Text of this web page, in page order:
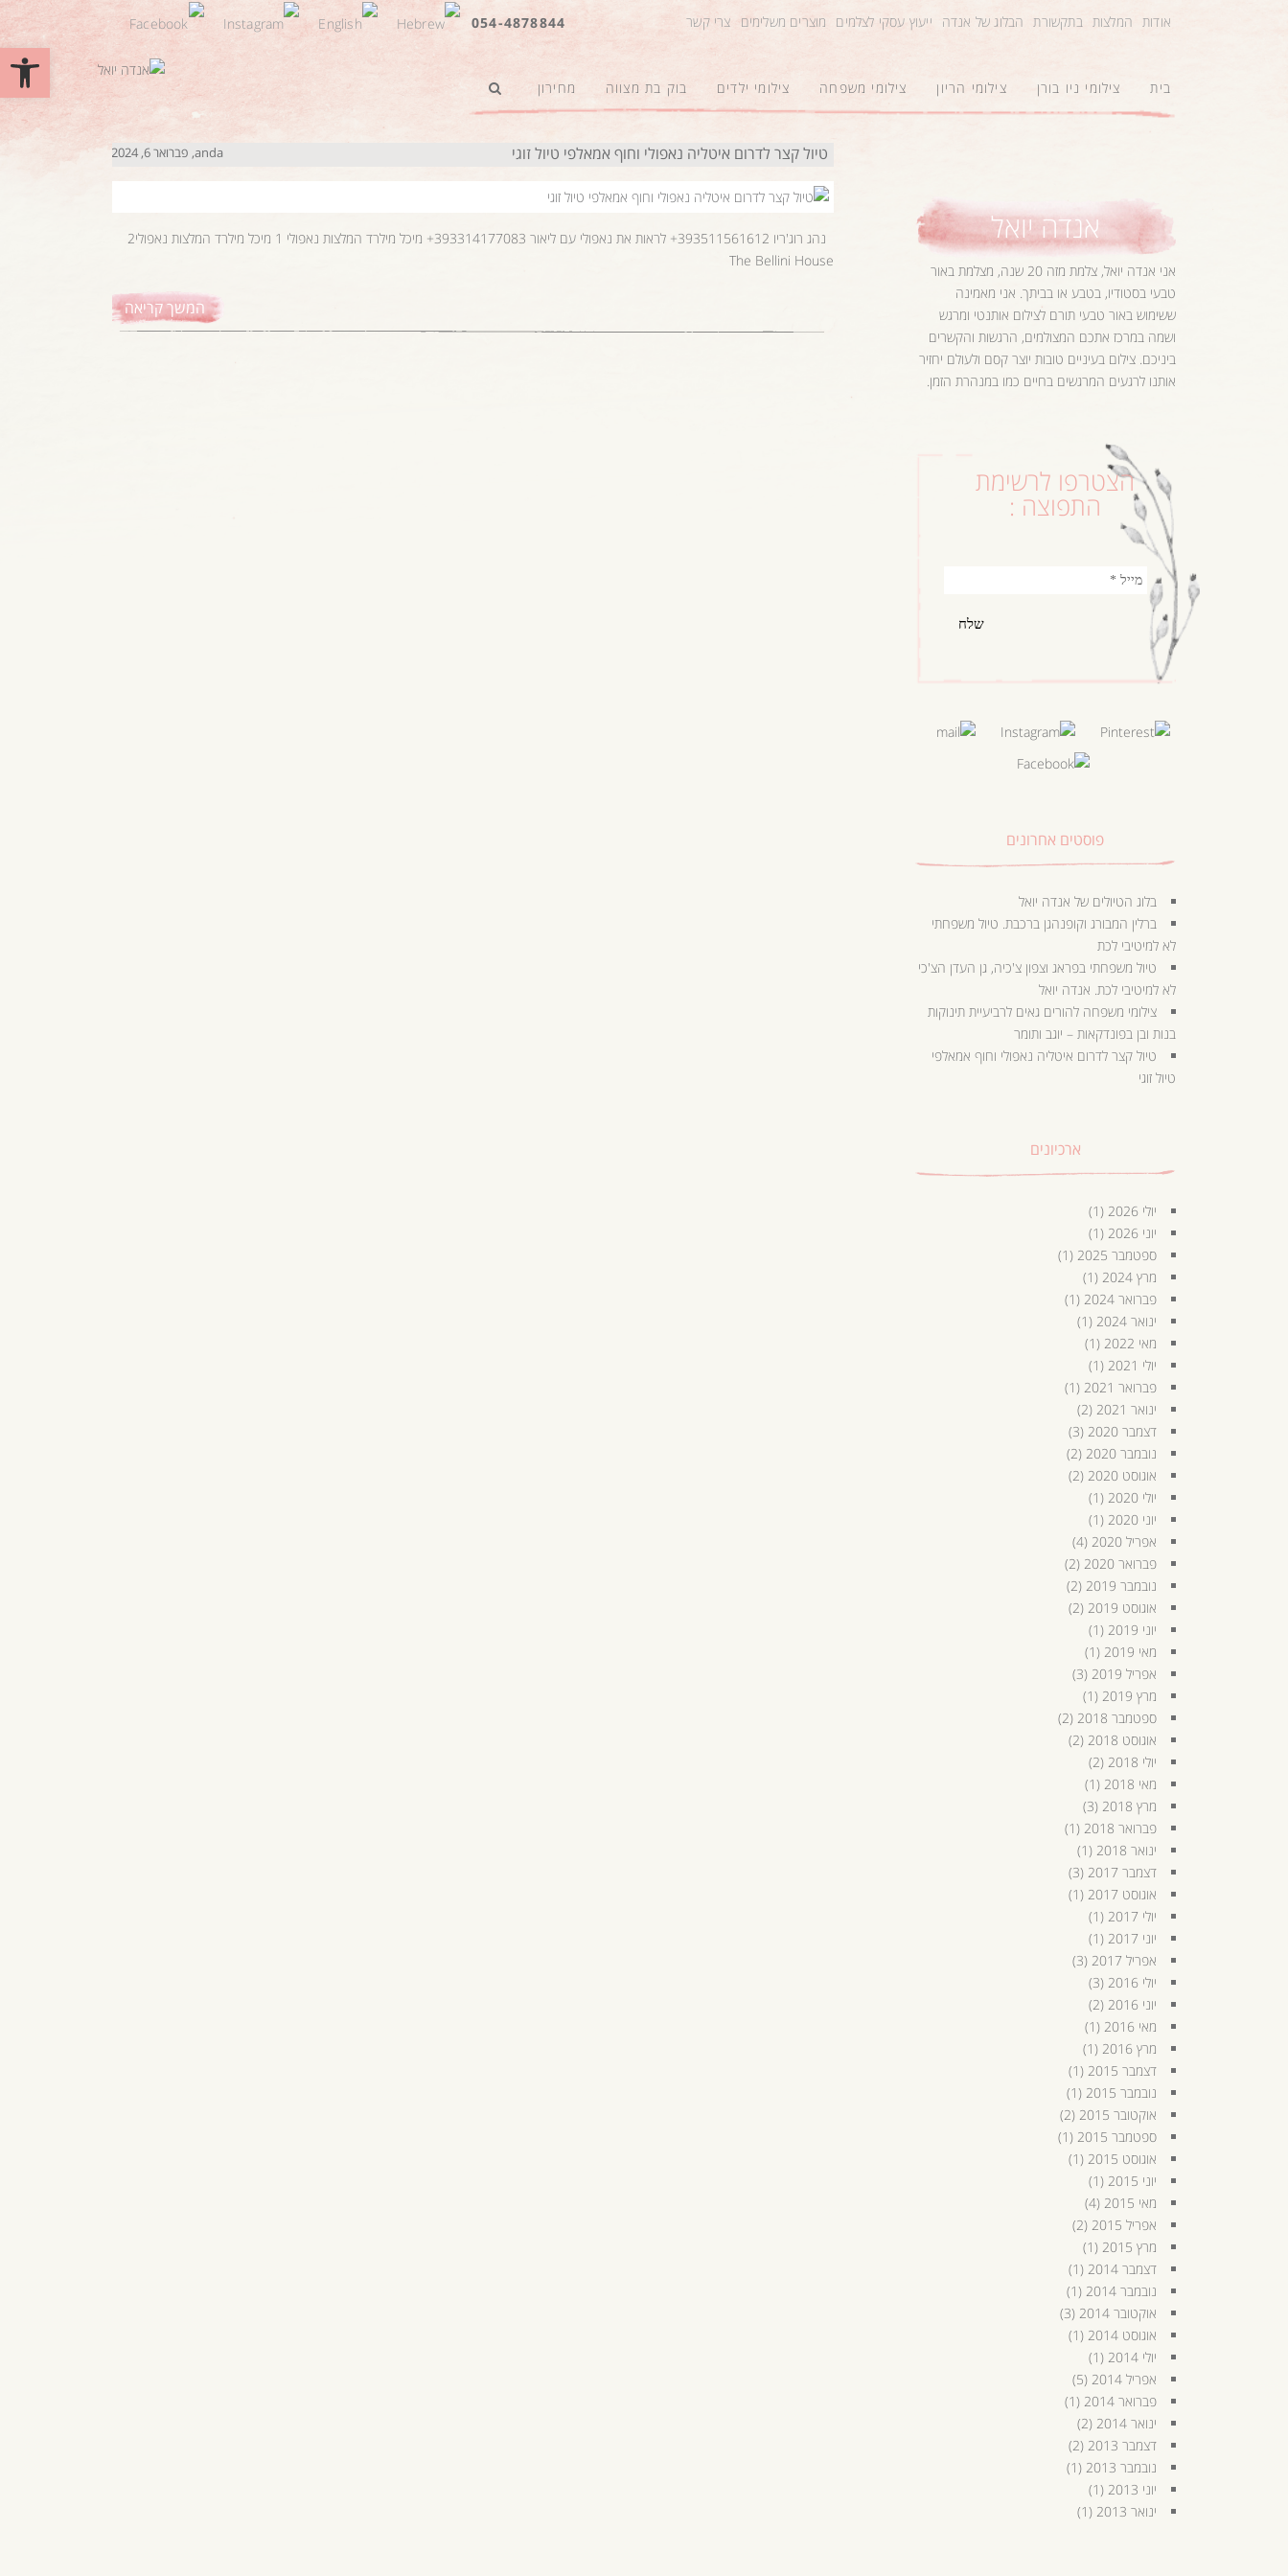
פתח
אודות המלצות בתקשורת הבלוג של אנדה ייעוץ עסקי לצלמים מוצרים משלימים צרי קשר 054-4878844
בית צילומי ניו בורן צילומי הריון צילומי משפחה צילומי ילדים בוק בת מצווה מחירון
טיול קצר לדרום איטליה נאפולי וחוף אמאלפי טיול זוגי anda פברואר 6, 2024
נהג רוג'ריו 393511561612+ לראות את נאפולי עם ליאור 393314177083+ מיכל מילרד המלצות נאפולי 1 מיכל מילרד המלצות נאפולי2
The Bellini House
המשך קריאה
אנדה יואל
אני אנדה יואל, צלמת מזה 20 שנה, מצלמת באור
טבעי בסטודיו, בטבע או בביתך. אני מאמינה
ששימוש באור טבעי תורם לצילום אותנטי ומרגש
ושמה במרכז אתכם המצולמים, הרגשות והקשרים
ביניכם. צילום בעיניים טובות יוצר קסם ולעולם יחזיר
אותנו לרגעים המרגשים בחיים כמו במנהרת הזמן.
הצטרפו לרשימת
התפוצה :
פוסטים אחרונים
בלוג הטיולים של אנדה יואל
ברלין המבורג וקופנהגן ברכבת. טיול משפחתי
לא למיטיבי לכת
טיול משפחתי בפראג וצפון צ'כיה, גן העדן הצ'כי
לא למיטיבי לכת. אנדה יואל
צילומי משפחה להורים גאים לרביעיית תינוקות
בנות ובן בפונדקאות – יוגב ותומר
טיול קצר לדרום איטליה נאפולי וחוף אמאלפי
טיול זוגי
ארכיונים
יולי 2026
(1)
יוני 2026
(1)
ספטמבר 2025
(1)
מרץ 2024
(1)
פברואר 2024
(1)
ינואר 2024
(1)
מאי 2022
(1)
יולי 2021
(1)
פברואר 2021
(1)
ינואר 2021
(2)
דצמבר 2020
(3)
נובמבר 2020
(2)
אוגוסט 2020
(2)
יולי 2020
(1)
יוני 2020
(1)
אפריל 2020
(4)
פברואר 2020
(2)
נובמבר 2019
(2)
אוגוסט 2019
(2)
יוני 2019
(1)
מאי 2019
(1)
אפריל 2019
(3)
מרץ 2019
(1)
ספטמבר 2018
(2)
אוגוסט 2018
(2)
יולי 2018
(2)
מאי 2018
(1)
מרץ 2018
(3)
פברואר 2018
(1)
ינואר 2018
(1)
דצמבר 2017
(3)
אוגוסט 2017
(1)
יולי 2017
(1)
יוני 2017
(1)
אפריל 2017
(3)
יולי 2016
(3)
יוני 2016
(2)
מאי 2016
(1)
מרץ 2016
(1)
דצמבר 2015
(1)
נובמבר 2015
(1)
אוקטובר 2015
(2)
ספטמבר 2015
(1)
אוגוסט 2015
(1)
יוני 2015
(1)
מאי 2015
(4)
אפריל 2015
(2)
מרץ 2015
(1)
דצמבר 2014
(1)
נובמבר 2014
(1)
אוקטובר 2014
(3)
אוגוסט 2014
(1)
יולי 2014
(1)
אפריל 2014
(5)
פברואר 2014
(1)
ינואר 2014
(2)
דצמבר 2013
(2)
נובמבר 2013
(1)
יוני 2013
(1)
ינואר 2013
(1)